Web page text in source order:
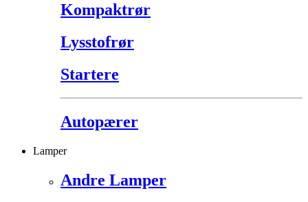
Kompaktrør
Lysstofrør
Startere
Autopærer
Lamper
Andre Lamper